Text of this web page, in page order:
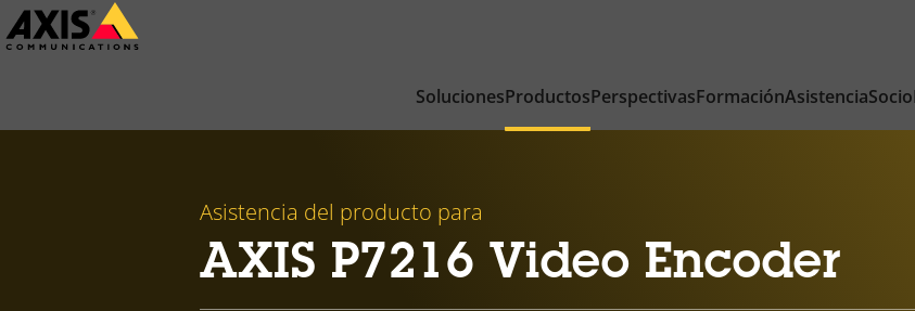
Saltar
al
SolucionesProductosPerspectivasFormaciónAsistenciaSocio
Asistencia del producto para
AXIS P7216 Video Encoder